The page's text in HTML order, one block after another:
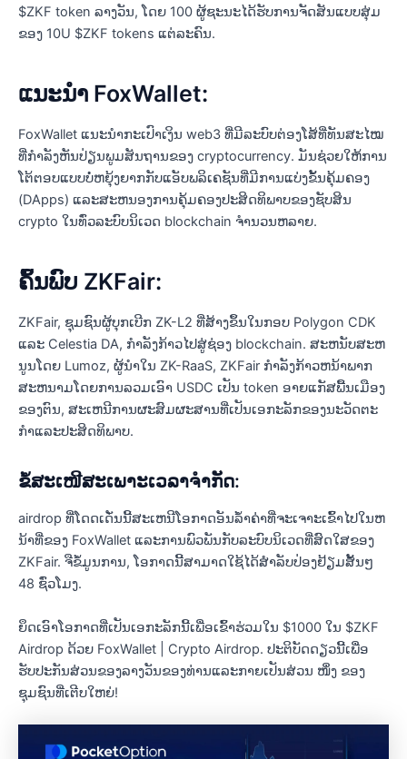
$ZKF token ລາງວັນ, ໂດຍ 100 ຜູ້ຊະນະໄດ້ຮັບການຈັດສັນແບບສຸ່ມ
ຂອງ 10U $ZKF tokens ແຕ່ລະຄົນ.
ແນະນຳ FoxWallet:
FoxWallet ແນະນຳກະເປົາເງິນ web3 ທີ່ມີລະບົບຕ່ອງໂສ້ທີ່ທັນສະໄໝ
ທີ່ກຳລັງຫັນປ່ຽນພູມສັນຖານຂອງ cryptocurrency. ມັນຊ່ວຍໃຫ້ການ
ໂຕ້ຕອບແບບບໍ່ຫຍຸ້ງຍາກກັບແອັບພລິເຄຊັນທີ່ມີການແບ່ງຂັ້ນຄຸ້ມຄອງ
(DApps) ແລະສະຫນອງການຄຸ້ມຄອງປະສິດທິພາບຂອງຊັບສິນ
crypto ໃນທົ່ວລະບົບນິເວດ blockchain ຈໍານວນຫລາຍ.
ຄົ້ນພົບ ZKFair:
ZKFair, ຊຸມຊົນຜູ້ບຸກເບີກ ZK-L2 ທີ່ສ້າງຂຶ້ນໃນກອບ Polygon CDK
ແລະ Celestia DA, ກໍາລັງກ້າວໄປສູ່ຊ່ອງ blockchain. ສະຫນັບສະຫ
ນູນໂດຍ Lumoz, ຜູ້ນໍາໃນ ZK-RaaS, ZKFair ກໍາລັງກ້າວຫນ້າພາກ
ສະຫນາມໂດຍການລວມເອົາ USDC ເປັນ token ອາຍແກັສພື້ນເມືອງ
ຂອງຕົນ, ສະເຫນີການຜະສົມຜະສານທີ່ເປັນເອກະລັກຂອງນະວັດຕະ
ກໍາແລະປະສິດທິພາບ.
ຂໍ້ສະເໜີສະເພາະເວລາຈຳກັດ:
airdrop ທີ່ໂດດເດັ່ນນີ້ສະເຫນີໂອກາດອັນລ້ໍາຄ່າທີ່ຈະເຈາະເຂົ້າໄປໃນຫ
ນ້າທີ່ຂອງ FoxWallet ແລະການພົວພັນກັບລະບົບນິເວດທີ່ສົດໃສຂອງ
ZKFair. ຈືຂໍ້ມູນການ, ໂອກາດນີ້ສາມາດໃຊ້ໄດ້ສໍາລັບປ່ອງຢ້ຽມສັ້ນໆ
48 ຊົ່ວໂມງ.
ຍຶດເອົາໂອກາດທີ່ເປັນເອກະລັກນີ້ເພື່ອເຂົ້າຮ່ວມໃນ $1000 ໃນ $ZKF
Airdrop ດ້ວຍ FoxWallet | Crypto Airdrop. ປະຕິບັດດຽວນີ້ເພື່ອ
ຮັບປະກັນສ່ວນຂອງລາງວັນຂອງທ່ານແລະກາຍເປັນສ່ວນ ໜຶ່ງ ຂອງ
ຊຸມຊົນທີ່ເຕີບໃຫຍ່!